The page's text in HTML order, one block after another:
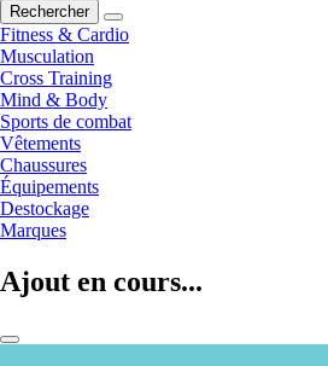
Rechercher
Fitness & Cardio
Musculation
Cross Training
Mind & Body
Sports de combat
Vêtements
Chaussures
Équipements
Destockage
Marques
Ajout en cours...